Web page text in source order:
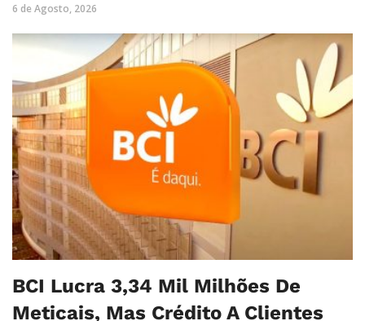
6 de Agosto, 2026
BCI Lucra 3,34 Mil Milhões De
Meticais, Mas Crédito A Clientes